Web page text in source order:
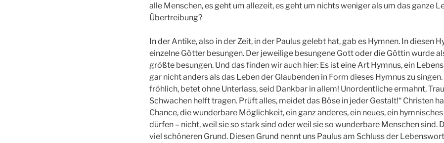
alle Menschen, es geht um allezeit, es geht um nichts weniger als um das ganze
Übertreibung?
In der Antike, also in der Zeit, in der Paulus gelebt hat, gab es Hymnen. In diesen
einzelne Götter besungen. Der jeweilige besungene Gott oder die Göttin wurde
größte besungen. Und das finden wir auch hier: Es ist eine Art Hymnus, ein
gar nicht anders als das Leben der Glaubenden in Form dieses Hymnus zu
fröhlich, betet ohne Unterlass, seid Dankbar in allem! Unordentliche ermahnt,
Schwachen helft tragen. Prüft alles, meidet das Böse in jeder Gestalt!“ Christen
Chance, die wunderbare Möglichkeit, ein ganz anderes, ein neues, ein
dürfen – nicht, weil sie so stark sind oder weil sie so wunderbare Menschen sind.
viel schöneren Grund. Diesen Grund nennt uns Paulus am Schluss der